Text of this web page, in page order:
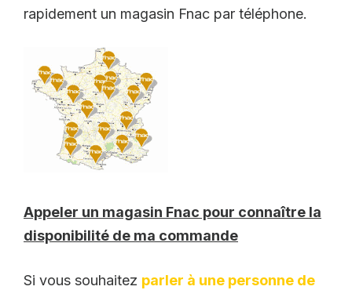
rapidement un magasin Fnac par téléphone.
Appeler un magasin Fnac pour connaître la
disponibilité de ma commande
Si vous souhaitez parler à une personne de